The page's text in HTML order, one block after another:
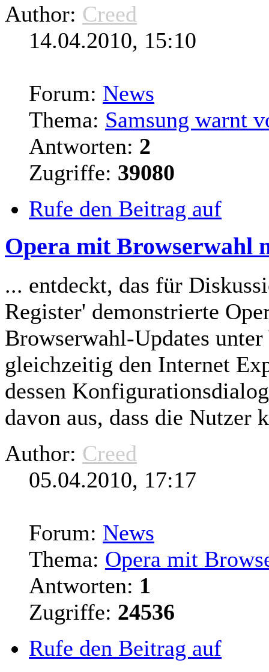
Author: Creed
14.04.2010, 15:10
Forum: News
Thema: Samsung warnt
Antworten: 2
Zugriffe: 39080
Rufe den Beitrag auf
Opera mit Browserwahl
... entdeckt, das für
Register' demonstrierte
Browserwahl-Updates
gleichzeitig den Internet
dessen
davon aus, dass die Nutzer
Author: Creed
05.04.2010, 17:17
Forum: News
Thema: Opera mit
Antworten: 1
Zugriffe: 24536
Rufe den Beitrag auf